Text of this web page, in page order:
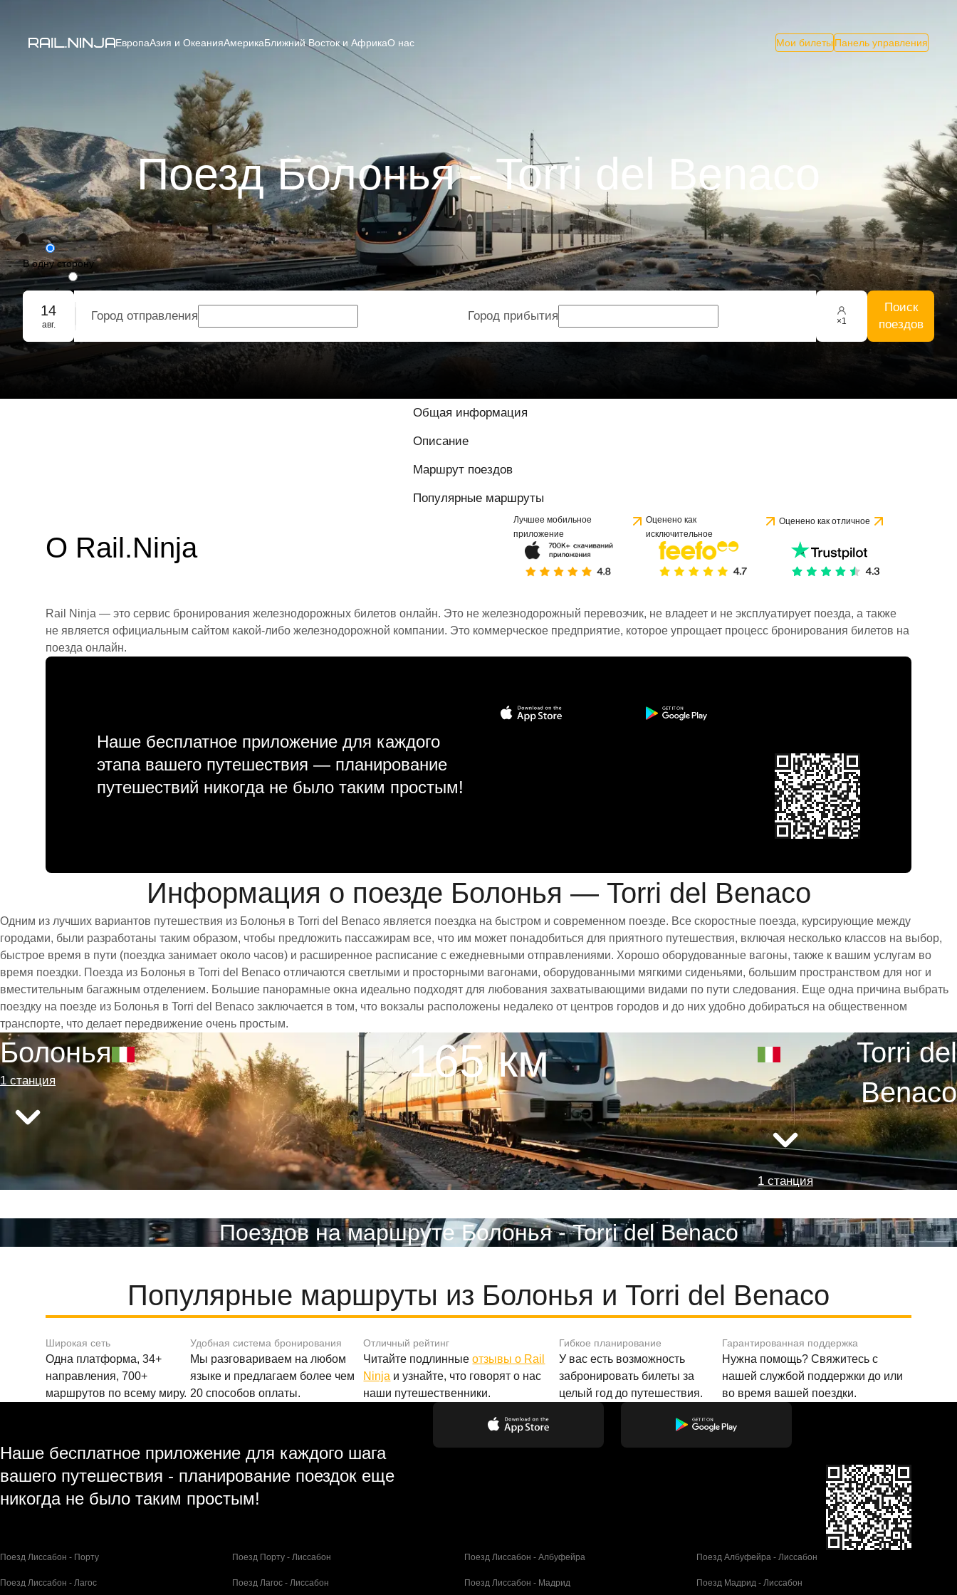
ЕвропаАзия и ОкеанияАмерикаБлижний Восток и АфрикаО нас Мои билеты Панель управления
Поезд Болонья - Torri del Benaco
В одну сторону
Туда-обратно
Групповое бронирование
14
авг.
Город отправления Город прибытия ×1
Поиск
поездов
Общая информация
Описание
Маршрут поездов
Популярные маршруты
О Rail.Ninja
Лучшее мобильное
приложение
Оценено как
исключительное
Оценено как отличное
Rail Ninja — это сервис бронирования железнодорожных билетов онлайн. Это не железнодорожный перевозчик, не владеет и не эксплуатирует поезда, а также
не является официальным сайтом какой-либо железнодорожной компании. Это коммерческое предприятие, которое упрощает процесс бронирования билетов на
поезда онлайн.
Наше бесплатное приложение для каждого
этапа вашего путешествия — планирование
путешествий никогда не было таким простым!
Информация о поезде Болонья — Torri del Benaco
Одним из лучших вариантов путешествия из Болонья в Torri del Benaco является поездка на быстром и современном поезде. Все скоростные поезда, курсирующие между
городами, были разработаны таким образом, чтобы предложить пассажирам все, что им может понадобиться для приятного путешествия, включая несколько классов на выбор,
быстрое время в пути (поездка занимает около часов) и расширенное расписание с ежедневными отправлениями. Хорошо оборудованные вагоны, также к вашим услугам во
время поездки. Поезда из Болонья в Torri del Benaco отличаются светлыми и просторными вагонами, оборудованными мягкими сиденьями, большим пространством для ног и
вместительным багажным отделением. Большие панорамные окна идеально подходят для любования захватывающими видами по пути следования. Еще одна причина выбрать
поездку на поезде из Болонья в Torri del Benaco заключается в том, что вокзалы расположены недалеко от центров городов и до них удобно добираться на общественном
транспорте, что делает передвижение очень простым.
Болонья
1 станция 165 км
Torri del
Benaco
1 станция
Поездов на маршруте Болонья - Torri del Benaco
Популярные маршруты из Болонья и Torri del Benaco
Широкая сеть
Одна платформа, 34+
направления, 700+
маршрутов по всему миру.
Удобная система бронирования
Мы разговариваем на любом
языке и предлагаем более чем
20 способов оплаты.
Отличный рейтинг
Читайте подлинныеотзывы о Rail
Ninja и узнайте, что говорят о нас
наши путешественники.
Гибкое планирование
У вас есть возможность
забронировать билеты за
целый год до путешествия.
Гарантированная поддержка
Нужна помощь? Свяжитесь с
нашей службой поддержки до или
во время вашей поездки.
Наше бесплатное приложение для каждого шага
вашего путешествия - планирование поездок еще
никогда не было таким простым!
Поезд Лиссабон - Порту Поезд Порту - Лиссабон Поезд Лиссабон - Албуфейра Поезд Албуфейра - Лиссабон
Поезд Лиссабон - Лагос Поезд Лагос - Лиссабон Поезд Лиссабон - Мадрид Поезд Мадрид - Лиссабон